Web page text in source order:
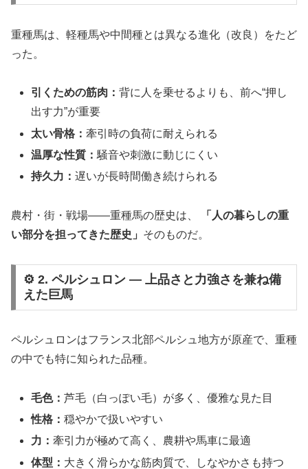
重種馬は、軽種馬や中間種とは異なる進化（改良）をたど
った。
引くための筋肉：背に人を乗せるよりも、前へ“押し
出す力”が重要
太い骨格：牽引時の負荷に耐えられる
温厚な性質：騒音や刺激に動じにくい
持久力：遅いが長時間働き続けられる
農村・街・戦場――重種馬の歴史は、
「人の暮らしの重
い部分を担ってきた歴史」 そのものだ。
⚙️ 2. ペルシュロン ― 上品さと力強さを兼ね備
えた巨馬
ペルシュロンはフランス北部ペルシュ地方が原産で、重種
の中でも特に知られた品種。
毛色：芦毛（白っぽい毛）が多く、優雅な見た目
性格：穏やかで扱いやすい
力：牽引力が極めて高く、農耕や馬車に最適
体型： 大きく滑らかな筋肉質で、しなやかさも持つ